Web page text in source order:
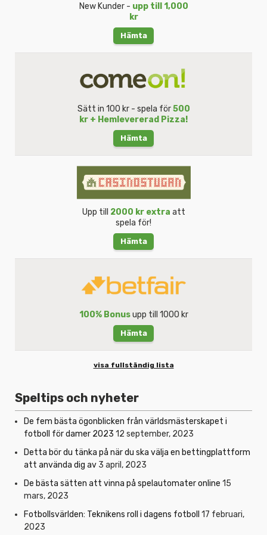
New Kunder - upp till 1,000
kr
Hämta
Sätt in 100 kr - spela för500
kr + Hemlevererad Pizza!
Hämta
Upp till 2000 kr extra att
spela för!
Hämta
100% Bonusupp till 1000 kr
Hämta
visa fullständig lista
Speltips och nyheter
De fem bästa ögonblicken från världsmästerskapet i
fotboll för damer 2023 12 september, 2023
Detta bör du tänka på när du ska välja en bettingplattform
att använda dig av 3 april, 2023
De bästa sätten att vinna på spelautomater online 15
mars, 2023
Fotbollsvärlden: Teknikens roll i dagens fotboll 17 februari,
2023